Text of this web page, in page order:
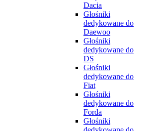
Dacia
Głośniki
dedykowane do
Daewoo
Głośniki
dedykowane do
DS
Głośniki
dedykowane do
Fiat
Głośniki
dedykowane do
Forda
Głośniki